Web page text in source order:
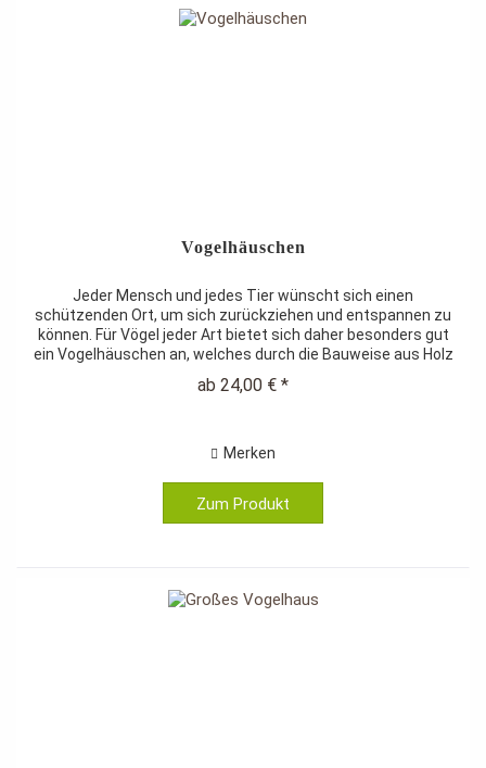
Vogelhäuschen
Jeder Mensch und jedes Tier wünscht sich einen
schützenden Ort, um sich zurückziehen und entspannen zu
können. Für Vögel jeder Art bietet sich daher besonders gut
ein Vogelhäuschen an, welches durch die Bauweise aus Holz
ab 24,00 € *
Merken
Zum Produkt